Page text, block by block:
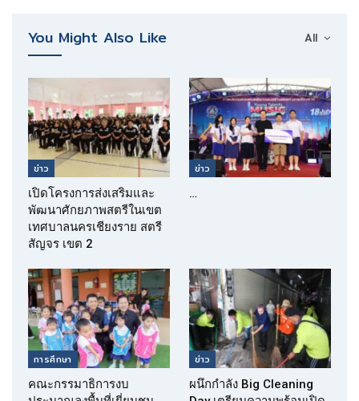
All
You Might Also Like
ข่าว
เปิดโครงการส่งเสริมและ
พัฒนาศักยภาพสตรีในเขต
เทศบาลนครเชียงราย สตรี
สัญจร เขต 2
ข่าว
…
การศึกษา
คณะกรรมาธิการงบ
ข่าว
ผนึกกำลัง Big Cleaning